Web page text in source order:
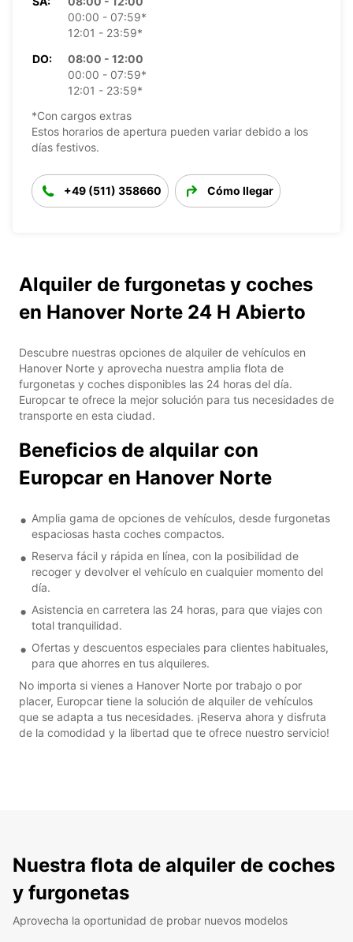
00:00 - 07:59*
12:01 - 23:59*
DO:
08:00 - 12:00
00:00 - 07:59*
12:01 - 23:59*
*Con cargos extras
Estos horarios de apertura pueden variar debido a los
días festivos.
+49 (511) 358660 Cómo llegar
Alquiler de furgonetas y coches
en Hanover Norte 24 H Abierto
Descubre nuestras opciones de alquiler de vehículos en
Hanover Norte y aprovecha nuestra amplia flota de
furgonetas y coches disponibles las 24 horas del día.
Europcar te ofrece la mejor solución para tus necesidades de
transporte en esta ciudad.
Beneficios de alquilar con
Europcar en Hanover Norte
Amplia gama de opciones de vehículos, desde furgonetas
espaciosas hasta coches compactos.
Reserva fácil y rápida en línea, con la posibilidad de
recoger y devolver el vehículo en cualquier momento del
día.
Asistencia en carretera las 24 horas, para que viajes con
total tranquilidad.
Ofertas y descuentos especiales para clientes habituales,
para que ahorres en tus alquileres.
No importa si vienes a Hanover Norte por trabajo o por
placer, Europcar tiene la solución de alquiler de vehículos
que se adapta a tus necesidades. ¡Reserva ahora y disfruta
de la comodidad y la libertad que te ofrece nuestro servicio!
Nuestra flota de alquiler de coches
y furgonetas
Aprovecha la oportunidad de probar nuevos modelos